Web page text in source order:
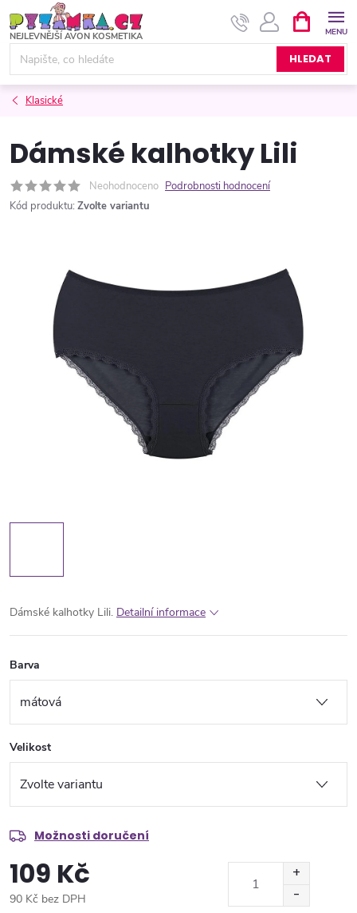
na
obsah
HLEDAT
NÁKUPNÍ
KOŠÍK
Klasické
Dámské kalhotky Lili
Neohodnoceno Podrobnosti hodnocení
Kód produktu: Zvolte variantu
Dámské kalhotky Lili. Detailní informace
Barva
Velikost
Možnosti doručení
109 Kč
90 Kč bez DPH